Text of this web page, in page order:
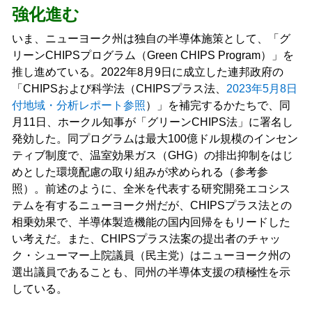
強化進む
いま、ニューヨーク州は独自の半導体施策として、「グ
リーンCHIPSプログラム（Green CHIPS Program）」を
推し進めている。2022年8月9日に成立した連邦政府の
「CHIPSおよび科学法（CHIPSプラス法、 2023年5月8日
付地域・分析レポート参照）」を補完するかたちで、同
月11日、ホークル知事が「グリーンCHIPS法」に署名し
発効した。同プログラムは最大100億ドル規模のインセン
ティブ制度で、温室効果ガス（GHG）の排出抑制をはじ
めとした環境配慮の取り組みが求められる（参考参
照）。前述のように、全米を代表する研究開発エコシス
テムを有するニューヨーク州だが、CHIPSプラス法との
相乗効果で、半導体製造機能の国内回帰をもリードした
い考えだ。また、CHIPSプラス法案の提出者のチャッ
ク・シューマー上院議員（民主党）はニューヨーク州の
選出議員であることも、同州の半導体支援の積極性を示
している。